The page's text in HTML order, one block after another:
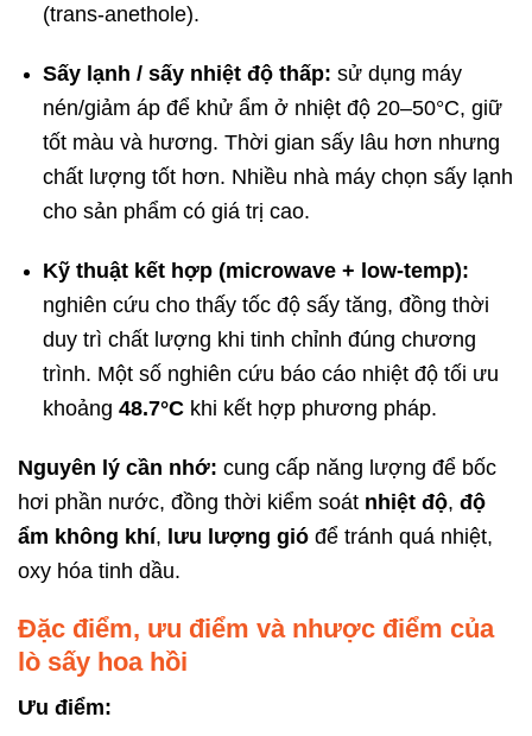
(trans-anethole).
Sấy lạnh / sấy nhiệt độ thấp: sử dụng máy
nén/giảm áp để khử ẩm ở nhiệt độ 20–50°C, giữ
tốt màu và hương. Thời gian sấy lâu hơn nhưng
chất lượng tốt hơn. Nhiều nhà máy chọn sấy lạnh
cho sản phẩm có giá trị cao.
Kỹ thuật kết hợp (microwave + low-temp):
nghiên cứu cho thấy tốc độ sấy tăng, đồng thời
duy trì chất lượng khi tinh chỉnh đúng chương
trình. Một số nghiên cứu báo cáo nhiệt độ tối ưu
khoảng 48.7°Ckhi kết hợp phương pháp.
Nguyên lý cần nhớ: cung cấp năng lượng để bốc
hơi phần nước, đồng thời kiểm soát nhiệt độ, độ
ẩm không khí, lưu lượng gió để tránh quá nhiệt,
oxy hóa tinh dầu.
Đặc điểm, ưu điểm và nhược điểm của
lò sấy hoa hồi
Ưu điểm: